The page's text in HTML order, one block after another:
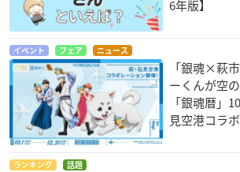
6年版】
イベント フェア ニュース
「銀魂×萩
ーくんが空
「銀魂暦」
見空港コラ
ランキング 話題